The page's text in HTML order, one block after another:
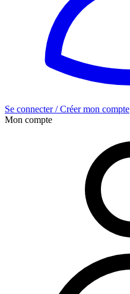
Se connecter / Créer mon compte
Mon compte